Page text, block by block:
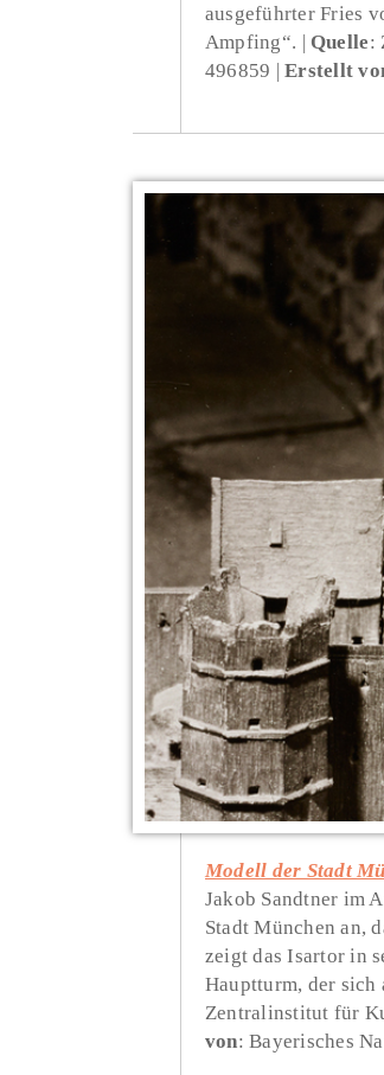
ausgeführter Fries
Ampfing“.
Quelle:
496859
Erstellt
Modell der Stadt
Jakob Sandtner im
Stadt München an,
zeigt das Isartor in
Hauptturm, der
Zentralinstitut für
von: Bayerisches